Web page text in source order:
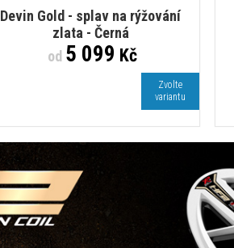
Devin Gold - splav na rýžování
zlata - Černá
od5 099 Kč
Zvolte
variantu